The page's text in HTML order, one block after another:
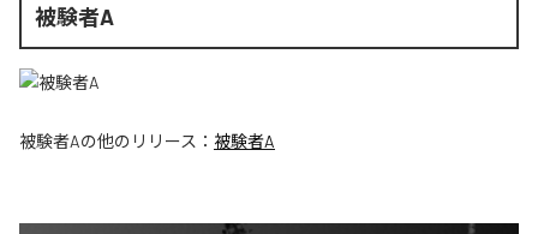
被験者A
被験者Aの他のリリース： 被験者A